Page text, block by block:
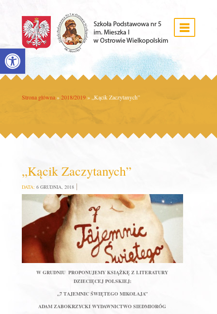
Open toolbar
Strona główna » 2018/2019 »„Kącik Zaczytanych”
„Kącik Zaczytanych”
DATA: 6 GRUDNIA, 2018
W GRUDNIU PROPONUJEMY KSIĄŻKĘ Z LITERATURY
DZIECIĘCEJ POLSKIEJ:
„7 TAJEMNIC ŚWIĘTEGO MIKOŁAJA”
ADAM ZABOKRZYCKI WYDAWNICTWO SIEDMIORÓG